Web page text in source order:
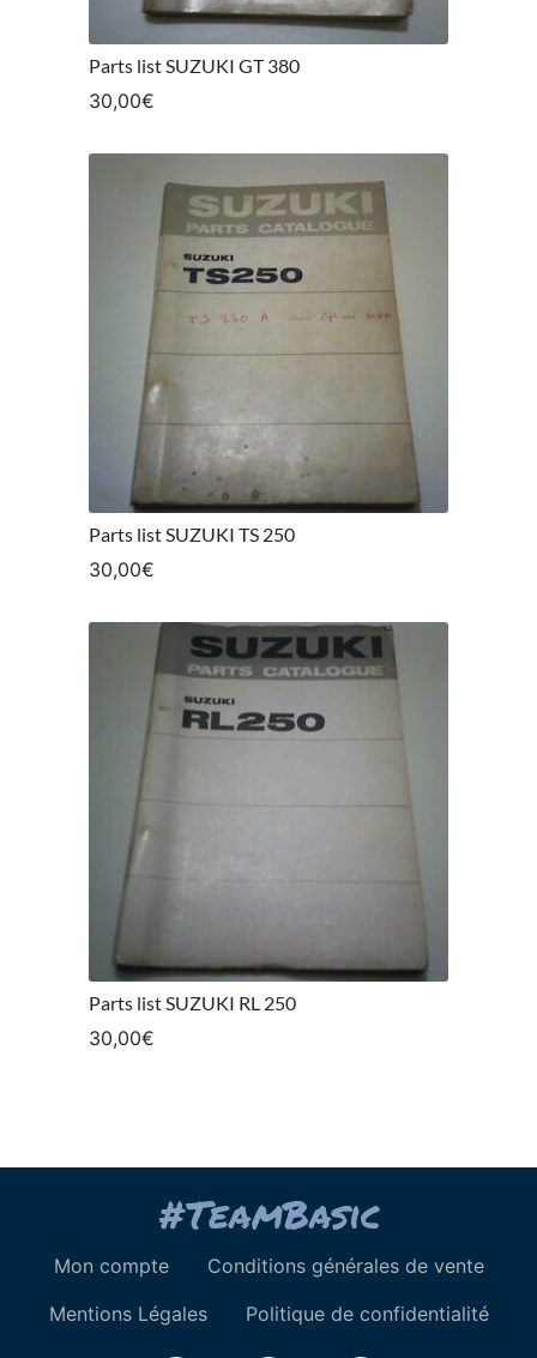
Parts list SUZUKI GT 380
30,00€
Parts list SUZUKI TS 250
30,00€
Parts list SUZUKI RL 250
30,00€
Mon compte
Conditions générales de vente
Mentions Légales
Politique de confidentialité